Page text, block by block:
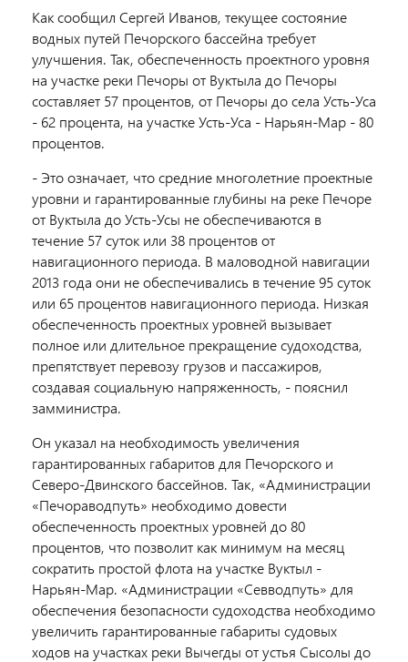
Как сообщил Сергей Иванов, текущее состояние
водных путей Печорского бассейна требует
улучшения. Так, обеспеченность проектного уровня
на участке реки Печоры от Вуктыла до Печоры
составляет 57 процентов, от Печоры до села Усть-Уса
- 62 процента, на участке Усть-Уса - Нарьян-Мар - 80
процентов.
- Это означает, что средние многолетние проектные
уровни и гарантированные глубины на реке Печоре
от Вуктыла до Усть-Усы не обеспечиваются в
течение 57 суток или 38 процентов от
навигационного периода. В маловодной навигации
2013 года они не обеспечивались в течение 95 суток
или 65 процентов навигационного периода. Низкая
обеспеченность проектных уровней вызывает
полное или длительное прекращение судоходства,
препятствует перевозу грузов и пассажиров,
создавая социальную напряженность, - пояснил
замминистра.
Он указал на необходимость увеличения
гарантированных габаритов для Печорского и
Северо-Двинского бассейнов. Так, «Администрации
«Печораводпуть» необходимо довести
обеспеченность проектных уровней до 80
процентов, что позволит как минимум на месяц
сократить простой флота на участке Вуктыл -
Нарьян-Мар. «Администрации «Севводпуть» для
обеспечения безопасности судоходства необходимо
увеличить гарантированные габариты судовых
ходов на участках реки Вычегды от устья Сысолы до